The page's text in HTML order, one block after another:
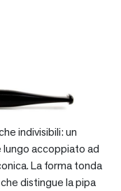
indivisibili: un
accoppiato ad
La forma tonda
distingue la pipa